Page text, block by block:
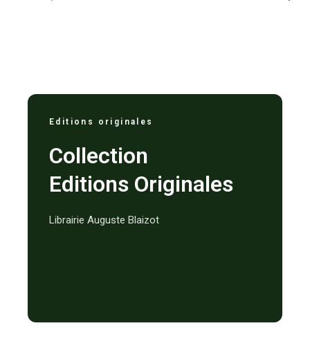
Editions originales
Collection
Editions Originales
Librairie Auguste Blaizot